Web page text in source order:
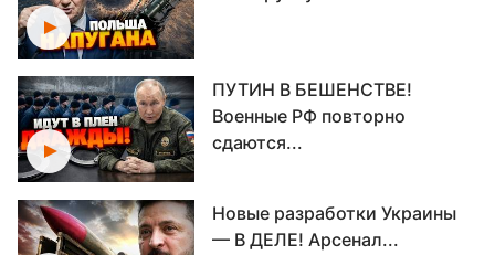
ПУТИН В БЕШЕНСТВЕ!
Военные РФ повторно
сдаются...
Новые разработки Украины
— В ДЕЛЕ! Арсенал...